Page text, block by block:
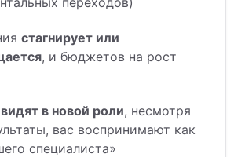
стагнирует или
, и бюджетов на рост
в новой роли, несмотря
вас воспринимают как
специалиста»